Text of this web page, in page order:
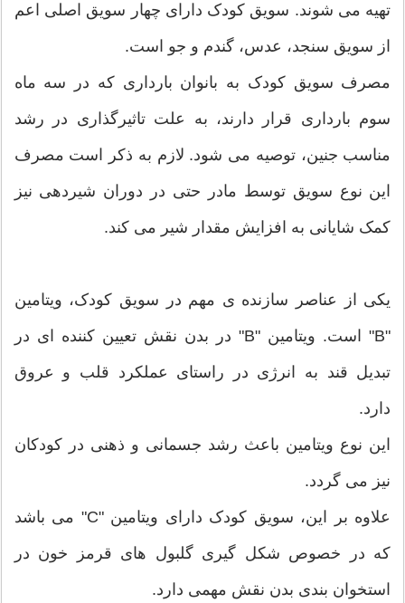
تهیه می شوند. سویق کودک دارای چهار سویق اصلی اعم
از سویق سنجد، عدس، گندم و جو است.
مصرف سویق کودک به بانوان بارداری که در سه ماه
سوم بارداری قرار دارند، به علت تاثیرگذاری در رشد
مناسب جنین، توصیه می شود. لازم به ذکر است مصرف
این نوع سویق توسط مادر حتی در دوران شیردهی نیز
کمک شایانی به افزایش مقدار شیر می کند.
یکی از عناصر سازنده ی مهم در سویق کودک، ویتامین
"B" است. ویتامین "B" در بدن نقش تعیین کننده ای در
تبدیل قند به انرژی در راستای عملکرد قلب و عروق
دارد.
این نوع ویتامین باعث رشد جسمانی و ذهنی در کودکان
نیز می گردد.
علاوه بر این، سویق کودک دارای ویتامین "C" می باشد
که در خصوص شکل گیری گلبول های قرمز خون در
استخوان بندی بدن نقش مهمی دارد.